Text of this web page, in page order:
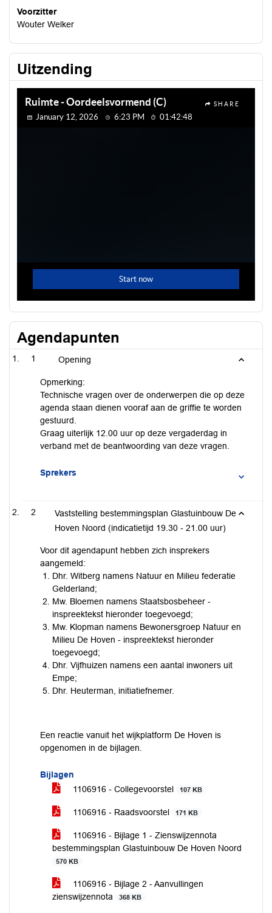
Voorzitter
Wouter Welker
Uitzending
Agendapunten
1 Opening
Opmerking:
Technische vragen over de onderwerpen die op deze
agenda staan dienen vooraf aan de griffie te worden
gestuurd.
Graag uiterlijk 12.00 uur op deze vergaderdag in
verband met de beantwoording van deze vragen.
Sprekers
2
Vaststelling bestemmingsplan Glastuinbouw De
Hoven Noord (indicatietijd 19.30 - 21.00 uur)
Voor dit agendapunt hebben zich insprekers
aangemeld:
Dhr. Witberg namens Natuur en Milieu federatie
Gelderland;
Mw. Bloemen namens Staatsbosbeheer -
inspreektekst hieronder toegevoegd;
Mw. Klopman namens Bewonersgroep Natuur en
Milieu De Hoven - inspreektekst hieronder
toegevoegd;
Dhr. Vijfhuizen namens een aantal inwoners uit
Empe;
Dhr. Heuterman, initiatiefnemer.
Een reactie vanuit het wijkplatform De Hoven is
opgenomen in de bijlagen.
Bijlagen
1106916 - Collegevoorstel
107 KB
1106916 - Raadsvoorstel 171 KB
1106916 - Bijlage 1 - Zienswijzennota
bestemmingsplan Glastuinbouw De Hoven Noord
570 KB
1106916 - Bijlage 2 - Aanvullingen
zienswijzennota
368 KB